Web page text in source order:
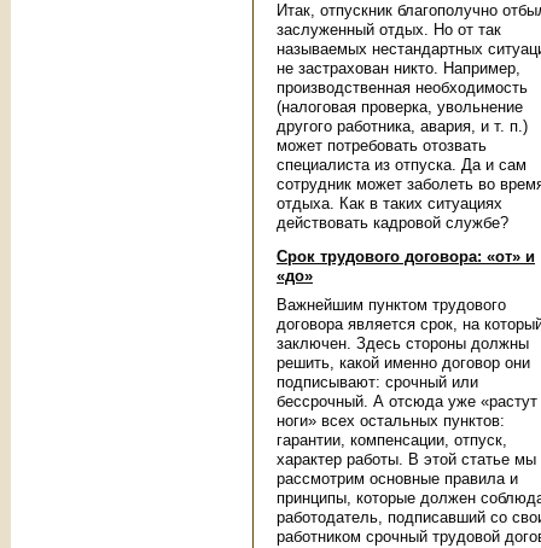
Итак, отпускник благополучно
заслуженный отдых. Но от так
называемых нестандартных
не застрахован никто. Например,
производственная необходимость
(налоговая проверка, увольнение
другого работника, авария, и т. п.)
может потребовать отозвать
специалиста из отпуска. Да и сам
сотрудник может заболеть во
отдыха. Как в таких ситуациях
действовать кадровой службе?
Срок трудового договора: «от» и
«до»
Важнейшим пунктом трудового
договора является срок, на
заключен. Здесь стороны должны
решить, какой именно договор они
подписывают: срочный или
бессрочный. А отсюда уже «растут
ноги» всех остальных пунктов:
гарантии, компенсации, отпуск,
характер работы. В этой статье мы
рассмотрим основные правила и
принципы, которые должен
работодатель, подписавший со
работником срочный трудовой